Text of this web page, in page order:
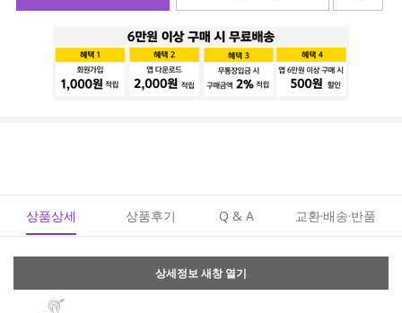
상품상세 상품후기 Q & A 교환·배송·반품
상세정보 새창 열기